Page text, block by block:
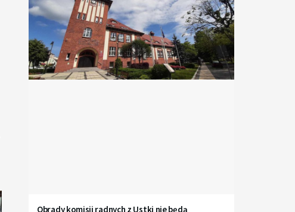
Obrady komisji radnych z Ustki nie będą